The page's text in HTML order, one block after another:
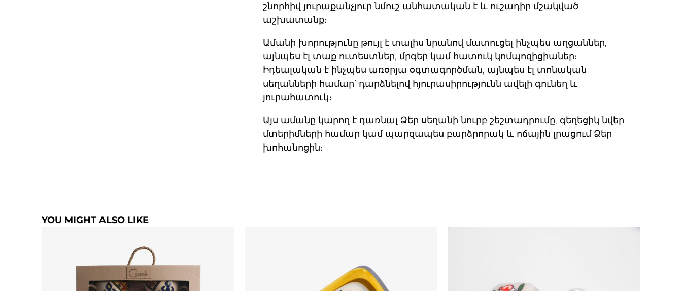
շնորհիվ յուրաքանչյուր նմուշ անհատական է և ուշադիր մշակված
աշխատանք։
Ամանի խորությունը թույլ է տալիս նրանով մատուցել ինչպես աղցաններ,
այնպես էլ տաք ուտեստներ, մրգեր կամ հատուկ կոմպոզիցիաներ։
Իդեալական է ինչպես առօրյա օգտագործման, այնպես էլ տոնական
սեղանների համար՝ դարձնելով հյուրասիրությունն ավելի գունեղ և
յուրահատուկ։
Այս ամանը կարող է դառնալ Ձեր սեղանի նուրբ շեշտադրումը, գեղեցիկ նվեր
մտերիմների համար կամ պարզապես բարձրորակ և ոճային լրացում Ձեր
խոհանոցին։
YOU MIGHT ALSO LIKE